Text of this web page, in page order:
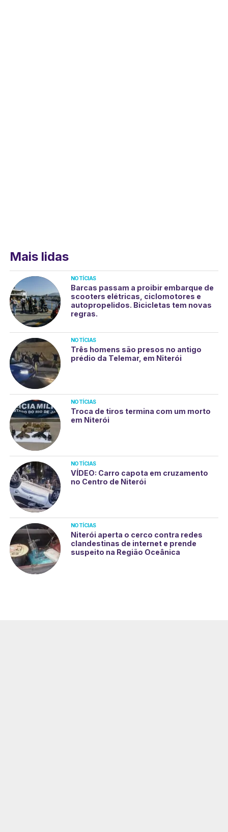
Mais lidas
NOTÍCIAS
Barcas passam a proibir embarque de
scooters elétricas, ciclomotores e
autopropelidos. Bicicletas tem novas
regras.
NOTÍCIAS
Três homens são presos no antigo
prédio da Telemar, em Niterói
NOTÍCIAS
Troca de tiros termina com um morto
em Niterói
NOTÍCIAS
VÍDEO: Carro capota em cruzamento
no Centro de Niterói
NOTÍCIAS
Niterói aperta o cerco contra redes
clandestinas de internet e prende
suspeito na Região Oceânica